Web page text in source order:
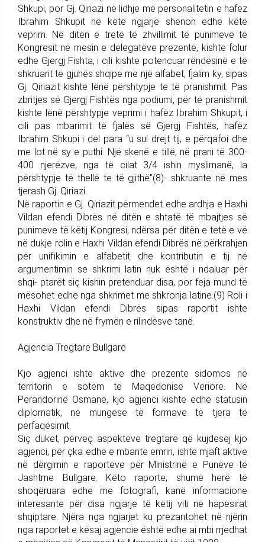
Shkupi, por Gj. Qiriazi në lidhje më personalitetin e hafëz
Ibrahim Shkupit në këtë ngjarje shënon edhe këtë
veprim. Në ditën e tretë të zhvillimit të punimeve të
Kongresit në mesin e delegatëve prezentë, kishte folur
edhe Gjergj Fishta, i cili kishte potencuar rëndësinë e të
shkruarit të gjuhës shqipe me një alfabet, fjalim ky, sipas
Gj. Qiriazit kishte lënë përshtypje te të pranishmit. Pas
zbritjes së Gjergj Fishtës nga podiumi, për të pranishmit
kishte lënë përshtypje veprimi i hafëz Ibrahim Shkupit, i
cili pas mbarimit të fjalës së Gjergj Fishtës, hafëz
Ibrahim Shkupi i del para “u sul drejt tij, e përqafoi dhe
me lot në sy e puthi. Një skenë e tillë, në prani të 300-
400 njerëzve, nga të cilat 3/4 ishin myslimanë, la
përshtypje të thellë te të gjithë”(8)- shkruante në mes
tjerash Gj. Qiriazi.
Në raportin e Gj. Qiriazit përmendet edhe ardhja e Haxhi
Vildan efendi Dibrës në ditën e shtatë të mbajtjes së
punimeve të këtij Kongresi, ndërsa për ditën e tetë e vë
në dukje rolin e Haxhi Vildan efendi Dibrës në përkrahjen
për unifikimin e alfabetit dhe kontributin e tij në
argumentimin se shkrimi latin nuk është i ndaluar për
shqi- ptarët siç kishin pretenduar disa, por feja mund të
mësohet edhe nga shkrimet me shkronja latine.(9) Roli i
Haxhi Vildan efendi Dibrës sipas raportit ishte
konstruktiv dhe në frymën e rilindësve tanë.
Agjencia Tregtare Bullgare
Kjo agjenci ishte aktive dhe prezente sidomos në
territorin e sotëm të Maqedonisë Veriore. Në
Perandorinë Osmane, kjo agjenci kishte edhe statusin
diplomatik, në mungesë të formave të tjera të
përfaqësimit.
Siç duket, përveç aspekteve tregtare që kujdesej kjo
agjenci, për çka edhe e mbante emrin, ishte mjaft aktive
në dërgimin e raporteve për Ministrinë e Punëve të
Jashtme Bullgare. Këto raporte, shumë herë të
shoqëruara edhe me fotografi, kanë informacione
interesante për disa ngjarje të këtij viti në hapësirat
shqiptare. Njëra nga ngjarjet ku prezantohet në njërin
nga raportet e kësaj agjencie është edhe ai mbi rrjedhat